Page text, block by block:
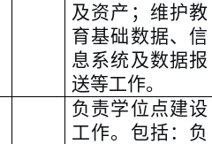
及资产；维护教
育基础数据、信
息系统及数据报
送等工作。
负责学位点建设
工作。包括： 负